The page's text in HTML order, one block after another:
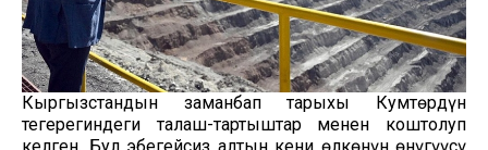
Кыргызстандын заманбап тарыхы Кумтөрдүн
тегерегиндеги талаш-тартыштар менен коштолуп